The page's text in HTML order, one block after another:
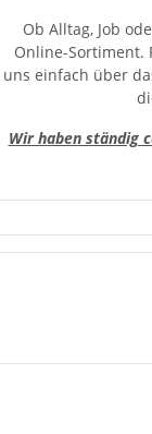
Ob Alltag, Job
Online-Sortiment.
uns einfach über
Wir haben ständig